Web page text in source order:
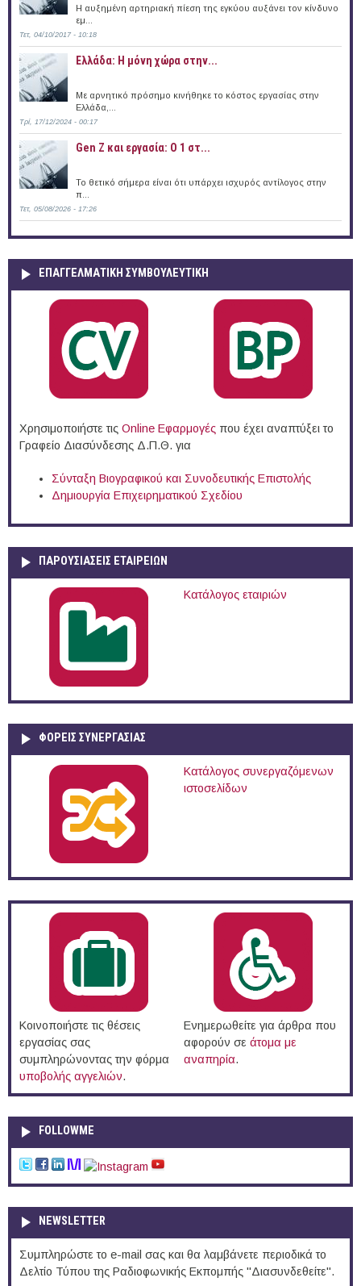
Η αυξημένη αρτηριακή πίεση της εγκύου αυξάνει τον κίνδυνο
εμ...
Τετ, 04/10/2017 - 10:18
Ελλάδα: Η μόνη χώρα στην...
Με αρνητικό πρόσημο κινήθηκε το κόστος εργασίας στην
Ελλάδα,...
Τρί, 17/12/2024 - 00:17
Gen Z και εργασία: Ο 1 στ...
Το θετικό σήμερα είναι ότι υπάρχει ισχυρός αντίλογος στην
π...
Τετ, 05/08/2026 - 17:26
ΕΠΑΓΓΕΛΜΑΤΙΚΉ ΣΥΜΒΟΥΛΕΥΤΙΚΉ
Χρησιμοποιήστε τις Online Eφαρμογές που έχει αναπτύξει το
Γραφείο Διασύνδεσης Δ.Π.Θ. για
Σύνταξη Βιογραφικού και Συνοδευτικής Επιστολής
Δημιουργία Επιχειρηματικού Σχεδίου
ΠΑΡΟΥΣΙΆΣΕΙΣ ΕΤΑΙΡΕΙΏΝ
Κατάλογος εταιριών
ΦΟΡΕΙΣ ΣΥΝΕΡΓΑΣΙΑΣ
Κατάλογος συνεργαζόμενων
ιστοσελίδων
Κοινοποιήστε τις θέσεις
εργασίας σας
συμπληρώνοντας την φόρμα
υποβολής αγγελιών.
Ενημερωθείτε για άρθρα που
αφορούν σε άτομα με
αναπηρία.
FOLLOWME
NEWSLETTER
Συμπληρώστε το e-mail σας και θα λαμβάνετε περιοδικά το
Δελτίο Τύπου της Ραδιοφωνικής Εκπομπής "Διασυνδεθείτε".